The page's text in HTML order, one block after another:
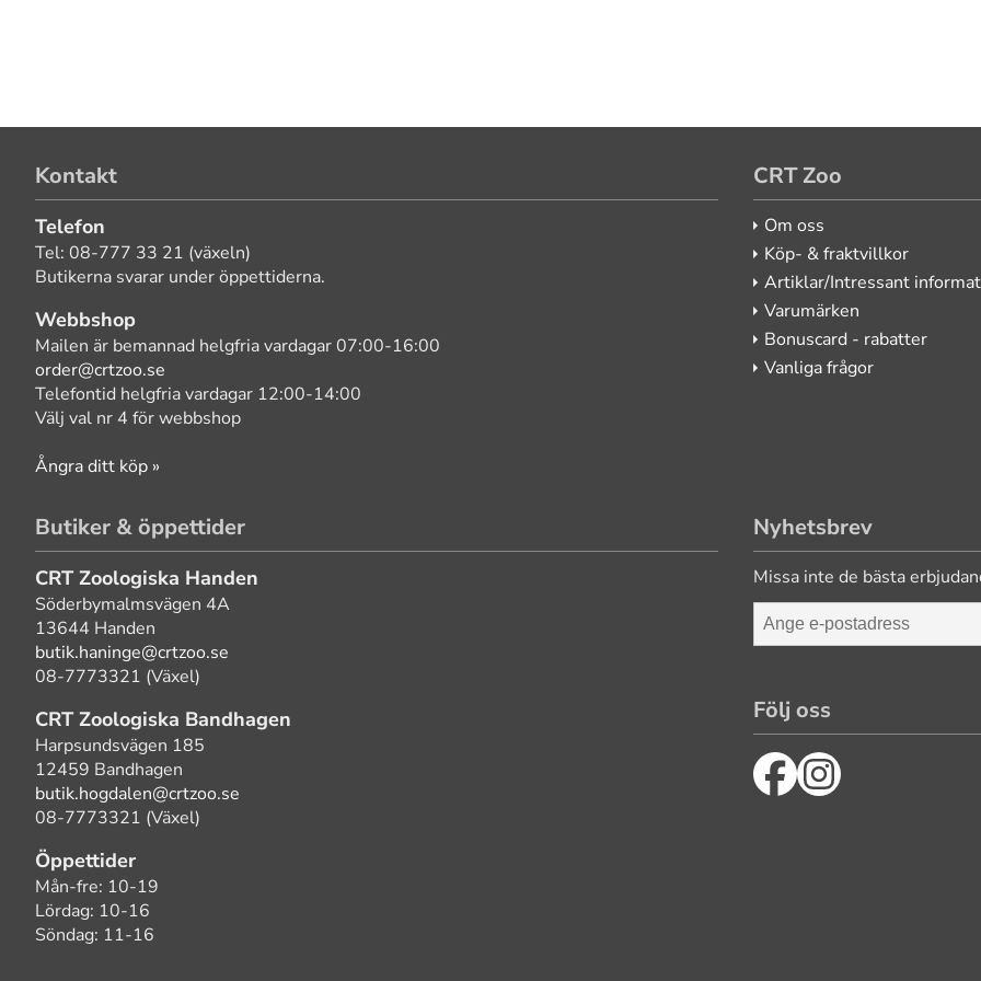
Kontakt
Telefon
Tel: 08-777 33 21 (växeln)
Butikerna svarar under öppettiderna.
Webbshop
Mailen är bemannad helgfria vardagar 07:00-16:00
order@crtzoo.se
Telefontid helgfria vardagar 12:00-14:00
Välj val nr 4 för webbshop
Ångra ditt köp »
CRT Zoo
Om oss
Köp- & fraktvillkor
Artiklar/Intressant
Varumärken
Bonuscard - rabatter
Vanliga frågor
Butiker & öppettider
CRT Zoologiska Handen
Söderbymalmsvägen 4A
13644 Handen
butik.haninge@crtzoo.se
08-7773321 (Växel)
CRT Zoologiska Bandhagen
Harpsundsvägen 185
12459 Bandhagen
butik.hogdalen@crtzoo.se
08-7773321 (Växel)
Öppettider
Mån-fre: 10-19
Lördag: 10-16
Söndag: 11-16
Nyhetsbrev
Missa inte de bästa
Följ oss